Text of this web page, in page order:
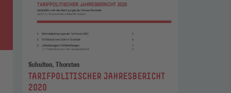
Schulten, Thorsten
:
TARIFPOLITISCHER JAHRESBERICHT
2020